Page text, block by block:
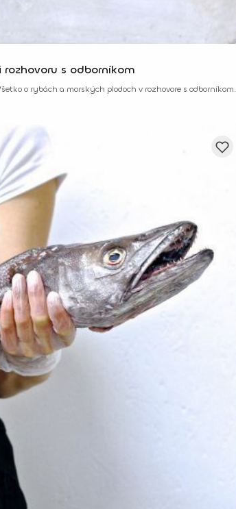
s odborníkom
o rybách a morských plodoch v rozhovore s odborníkom.